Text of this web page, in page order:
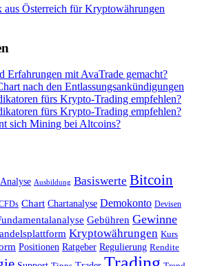
Österreich für Kryptowährungen
Erfahrungen mit AvaTrade gemacht?
nach den Entlassungsankündigungen
fürs Krypto-Trading empfehlen?
fürs Krypto-Trading empfehlen?
sich Mining bei Altcoins?
Analyse Ausbildung Basiswerte Bitcoin
Chart Chartanalyse Demokonto Devisen
Gebühren Gewinne
Kryptowährungen Kurs
Positionen Ratgeber Regulierung Rendite